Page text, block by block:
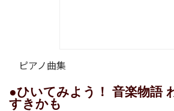
ピアノ曲集
●ひいてみよう！ 音楽物語
すきかも